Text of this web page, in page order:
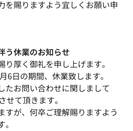
を賜りますよう宜しくお願い申
う休業のお知らせ
厚く御礼を申し上げます。
6日の期間、休業致します。
たお問い合わせに関しまして
せて頂きます。
すが、何卒ご理解賜りますよう